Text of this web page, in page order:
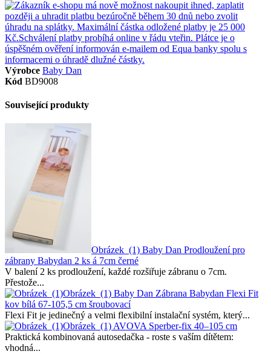
Výrobce Baby Dan
Kód BD9008
Související produkty
Obrázek_(1) Baby Dan Prodloužení pro
zábrany Babydan 2 ks á 7cm černé
V balení 2 ks prodloužení, každé rozšiřuje zábranu o 7cm.
Přestože...
Obrázek_(1) Baby Dan Zábrana Babydan Flexi Fit
kov bílá 67-105,5 cm šroubovací
Flexi Fit je jedinečný a velmi flexibilní instalační systém, který...
Obrázek_(1) AVOVA Sperber-fix 40–105 cm
Praktická kombinovaná autosedačka - roste s vaším dítětem:
vhodná...